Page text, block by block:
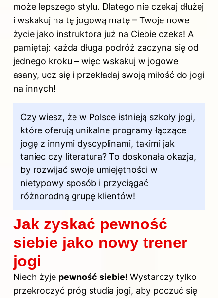
może lepszego stylu. Dlatego nie czekaj dłużej
i wskakuj na tę jogową matę – Twoje nowe
życie jako instruktora już na Ciebie czeka! A
pamiętaj: każda długa podróż zaczyna się od
jednego kroku – więc wskakuj w jogowe
asany, ucz się i przekładaj swoją miłość do jogi
na innych!
Czy wiesz, że w Polsce istnieją szkoły jogi,
które oferują unikalne programy łączące
jogę z innymi dyscyplinami, takimi jak
taniec czy literatura? To doskonała okazja,
by rozwijać swoje umiejętności w
nietypowy sposób i przyciągać
różnorodną grupę klientów!
Jak zyskać pewność
siebie jako nowy trener
jogi
Niech żyje pewność siebie! Wystarczy tylko
przekroczyć próg studia jogi, aby poczuć się